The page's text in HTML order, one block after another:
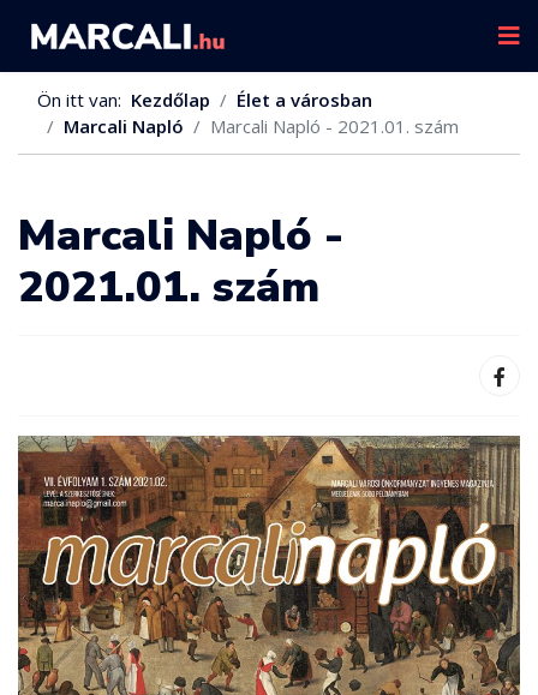
Ön itt van: Kezdőlap
Élet a városban
Marcali Napló
Marcali Napló - 2021.01. szám
Marcali Napló -
2021.01. szám